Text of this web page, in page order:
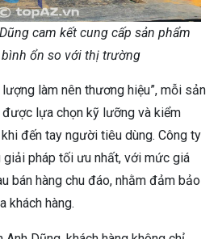
cam kết cung cấp sản phẩm
ổn so với thị trường
làm nên thương hiệu”, mỗi sản
lựa chọn kỹ lưỡng và kiểm
đến tay người tiêu dùng. Công ty
pháp tối ưu nhất, với mức giá
bán hàng chu đáo, nhằm đảm bảo
khách hàng.